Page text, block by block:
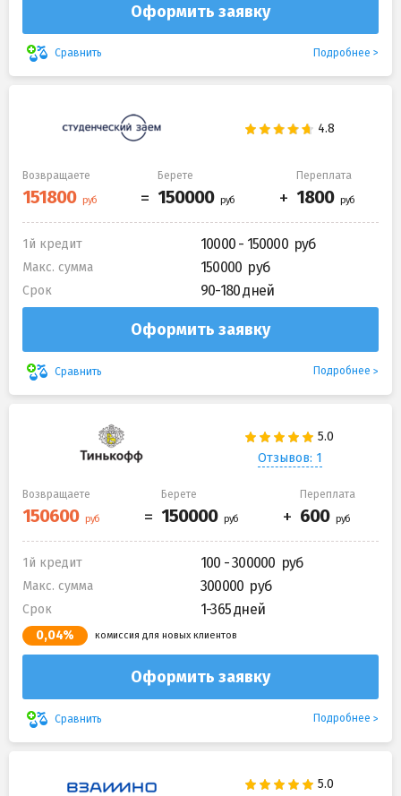
Оформить заявку
Сравнить Подробнее
Возвращаете Берете Переплата
1й кредит 10000 - 150000
Макс. сумма 150000
Срок 90-180 дней
Оформить заявку
Сравнить Подробнее
Отзывов: 1
Возвращаете Берете Переплата
1й кредит 100 - 300000
Макс. сумма 300000
Срок 1-365 дней
0,04% комиссия для новых клиентов
Оформить заявку
Сравнить Подробнее